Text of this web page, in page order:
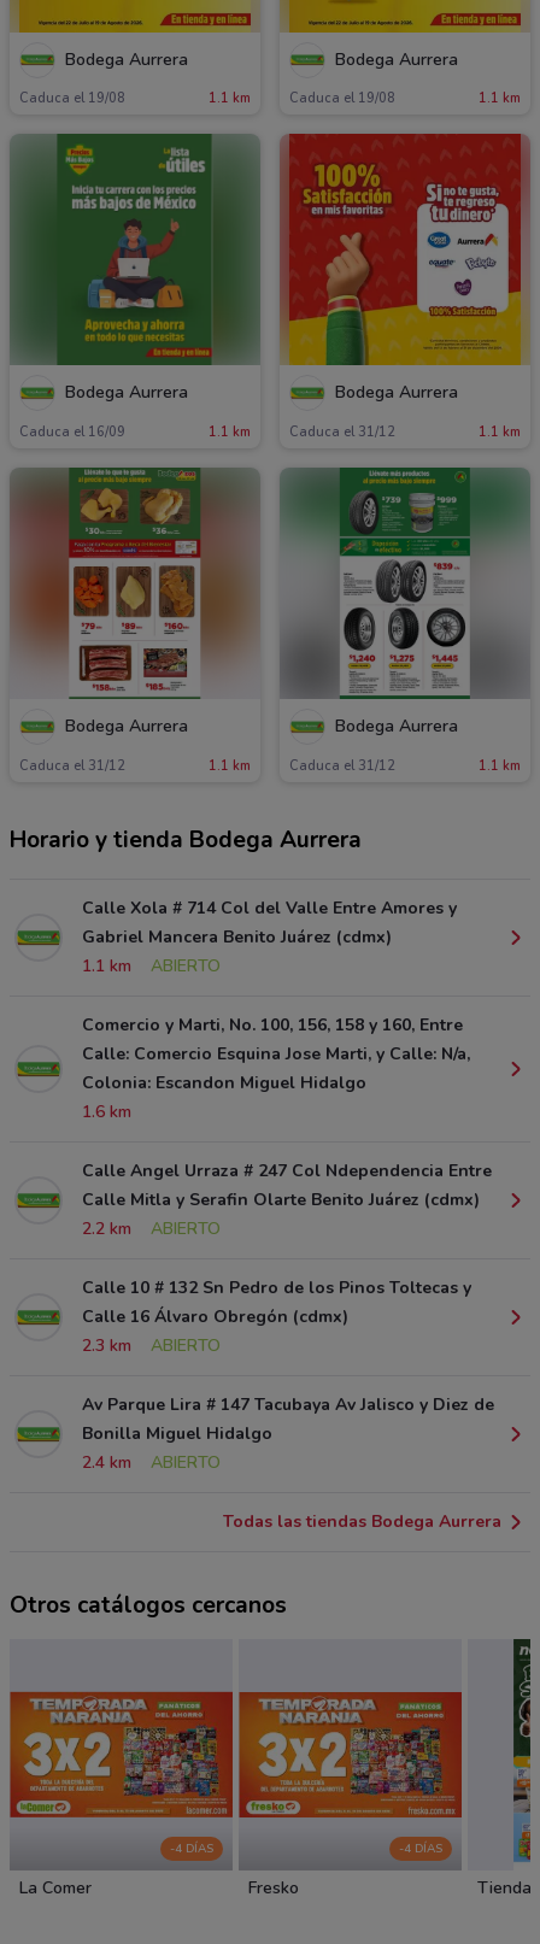
Bodega Aurrera
Caduca el 19/08 1.1 km
Bodega Aurrera
Caduca el 19/08 1.1 km
Bodega Aurrera
Caduca el 16/09 1.1 km
Bodega Aurrera
Caduca el 31/12 1.1 km
Bodega Aurrera
Caduca el 31/12 1.1 km
Bodega Aurrera
Caduca el 31/12 1.1 km
Horario y tienda Bodega Aurrera
Calle Xola # 714 Col del Valle Entre Amores y
Gabriel Mancera Benito Juárez (cdmx)
1.1 km
ABIERTO
Comercio y Marti, No. 100, 156, 158 y 160, Entre
Calle: Comercio Esquina Jose Marti, y Calle: N/a,
Colonia: Escandon Miguel Hidalgo
1.6 km
Calle Angel Urraza # 247 Col Ndependencia Entre
Calle Mitla y Serafin Olarte Benito Juárez (cdmx)
2.2 km
ABIERTO
Calle 10 # 132 Sn Pedro de los Pinos Toltecas y
Calle 16 Álvaro Obregón (cdmx)
2.3 km
ABIERTO
Av Parque Lira # 147 Tacubaya Av Jalisco y Diez de
Bonilla Miguel Hidalgo
2.4 km
ABIERTO
Todas las tiendas Bodega Aurrera
Otros catálogos cercanos
-4 DÍAS
La Comer
-4 DÍAS
Fresko